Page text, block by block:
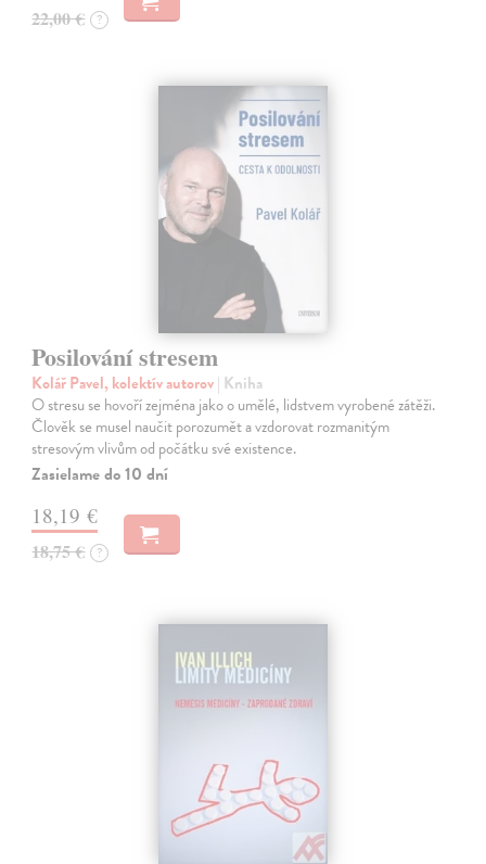
22,00 € ?
Posilování stresem
Kolář Pavel, kolektív autorov| Kniha
O stresu se hovoří zejména jako o umělé, lidstvem vyrobené zátěži.
Člověk se musel naučit porozumět a vzdorovat rozmanitým
stresovým vlivům od počátku své existence.
Zasielame do 10 dní
18,19 €
18,75 € ?